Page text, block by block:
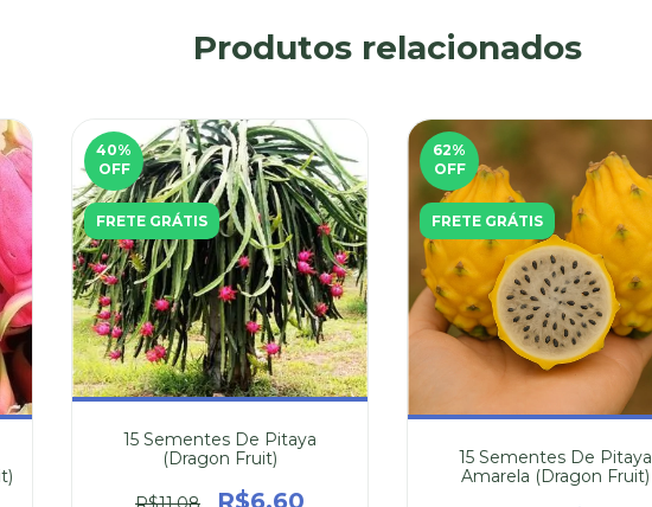
Produtos relacionados
40%
OFF
FRETE GRÁTIS
15 Sementes De Pitaya
(Dragon Fruit)
62%
OFF
FRETE GRÁTIS
15 Sementes De Pitaya
Amarela (Dragon Fruit)